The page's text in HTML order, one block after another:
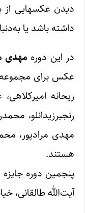
داشته باشد یا
در این دوره مهدی
عکس برای مجموعه)
ریحانه
رنجبرزیدانلو،
مهدی مرادپور،
هستند.
پنجمین دوره
آیت‌الله طالقانی،